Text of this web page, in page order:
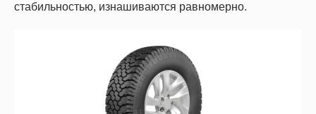
стабильностью, изнашиваются равномерно.